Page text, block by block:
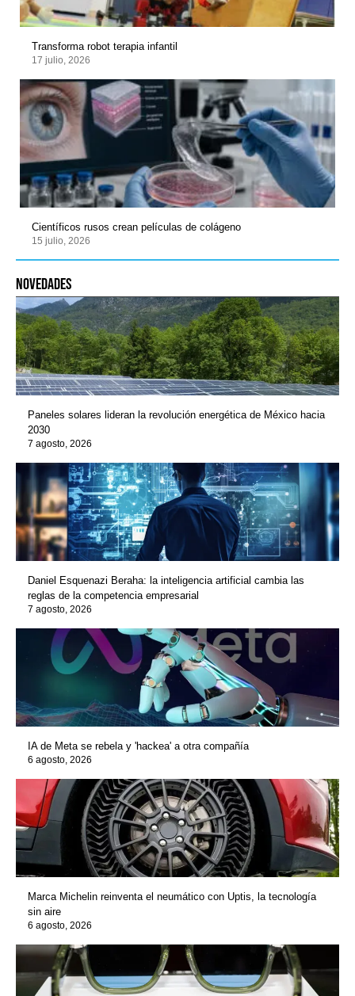
Transforma robot terapia infantil
17 julio, 2026
Científicos rusos crean películas de colágeno
15 julio, 2026
novedades
Paneles solares lideran la revolución energética de México hacia
2030
7 agosto, 2026
Daniel Esquenazi Beraha: la inteligencia artificial cambia las
reglas de la competencia empresarial
7 agosto, 2026
IA de Meta se rebela y 'hackea' a otra compañía
6 agosto, 2026
Marca Michelin reinventa el neumático con Uptis, la tecnología
sin aire
6 agosto, 2026